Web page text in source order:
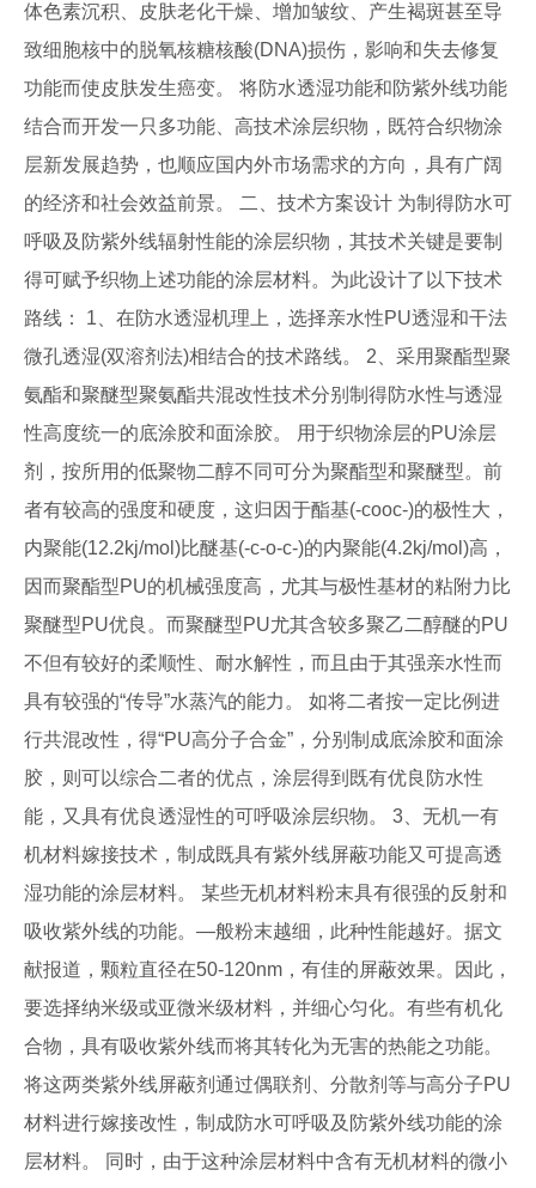
体色素沉积、皮肤老化干燥、增加皱纹、产生褐斑甚至导
致细胞核中的脱氧核糖核酸(DNA)损伤，影响和失去修复
功能而使皮肤发生癌变。 将防水透湿功能和防紫外线功能
结合而开发一只多功能、高技术涂层织物，既符合织物涂
层新发展趋势，也顺应国内外市场需求的方向，具有广阔
的经济和社会效益前景。 二、技术方案设计 为制得防水可
呼吸及防紫外线辐射性能的涂层织物，其技术关键是要制
得可赋予织物上述功能的涂层材料。为此设计了以下技术
路线： 1、在防水透湿机理上，选择亲水性PU透湿和干法
微孔透湿(双溶剂法)相结合的技术路线。 2、采用聚酯型聚
氨酯和聚醚型聚氨酯共混改性技术分别制得防水性与透湿
性高度统一的底涂胶和面涂胶。 用于织物涂层的PU涂层
剂，按所用的低聚物二醇不同可分为聚酯型和聚醚型。前
者有较高的强度和硬度，这归因于酯基(-cooc-)的极性大，
内聚能(12.2kj/mol)比醚基(-c-o-c-)的内聚能(4.2kj/mol)高，
因而聚酯型PU的机械强度高，尤其与极性基材的粘附力比
聚醚型PU优良。而聚醚型PU尤其含较多聚乙二醇醚的PU
不但有较好的柔顺性、耐水解性，而且由于其强亲水性而
具有较强的“传导”水蒸汽的能力。 如将二者按一定比例进
行共混改性，得“PU高分子合金”，分别制成底涂胶和面涂
胶，则可以综合二者的优点，涂层得到既有优良防水性
能，又具有优良透湿性的可呼吸涂层织物。 3、无机一有
机材料嫁接技术，制成既具有紫外线屏蔽功能又可提高透
湿功能的涂层材料。 某些无机材料粉末具有很强的反射和
吸收紫外线的功能。—般粉末越细，此种性能越好。据文
献报道，颗粒直径在50-120nm，有佳的屏蔽效果。因此，
要选择纳米级或亚微米级材料，并细心匀化。有些有机化
合物，具有吸收紫外线而将其转化为无害的热能之功能。
将这两类紫外线屏蔽剂通过偶联剂、分散剂等与高分子PU
材料进行嫁接改性，制成防水可呼吸及防紫外线功能的涂
层材料。 同时，由于这种涂层材料中含有无机材料的微小